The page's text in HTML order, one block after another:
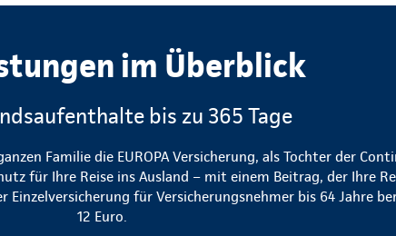
im Überblick
bis zu 365 Tage
Familie die EUROPA Versicherung, als Tochter der
für Ihre Reise ins Ausland – mit einem Beitrag, der Ihre
Einzelversicherung für Versicherungsnehmer bis 64 Jahre
12 Euro.